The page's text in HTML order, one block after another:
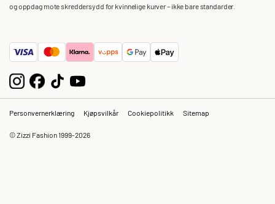
og oppdag mote skreddersydd for kvinnelige kurver – ikke bare standarder.
Personvernerklæring Kjøpsvilkår Cookiepolitikk Sitemap
© Zizzi Fashion 1999-2026